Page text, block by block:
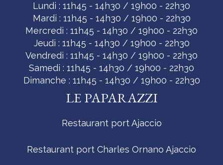
Lundi : 11h45 - 14h30 / 19h00 - 22h30
Mardi : 11h45 - 14h30 / 19h00 - 22h30
Mercredi : 11h45 - 14h30 / 19h00 - 22h30
Jeudi : 11h45 - 14h30 / 19h00 - 22h30
Vendredi : 11h45 - 14h30 / 19h00 - 22h30
Samedi : 11h45 - 14h30 / 19h00 - 22h30
Dimanche : 11h45 - 14h30 / 19h00 - 22h30
LE PAPARAZZI
Restaurant port Ajaccio
Restaurant port Charles Ornano Ajaccio